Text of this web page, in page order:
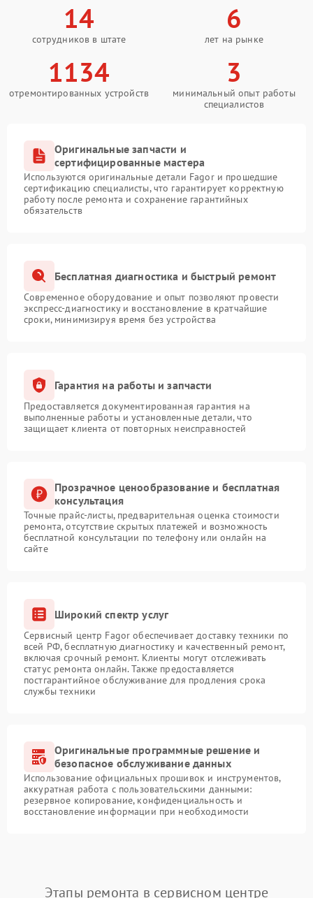
14
сотрудников в штате
6
лет на рынке
1134
отремонтированных устройств
3
минимальный опыт работы
специалистов
Оригинальные запчасти и
сертифицированные мастера
Используются оригинальные детали Fagor и прошедшие
сертификацию специалисты, что гарантирует корректную
работу после ремонта и сохранение гарантийных
обязательств
Бесплатная диагностика и быстрый ремонт
Современное оборудование и опыт позволяют провести
экспресс-диагностику и восстановление в кратчайшие
сроки, минимизируя время без устройства
Гарантия на работы и запчасти
Предоставляется документированная гарантия на
выполненные работы и установленные детали, что
защищает клиента от повторных неисправностей
Прозрачное ценообразование и бесплатная
консультация
Точные прайс-листы, предварительная оценка стоимости
ремонта, отсутствие скрытых платежей и возможность
бесплатной консультации по телефону или онлайн на
сайте
Широкий спектр услуг
Сервисный центр Fagor обеспечивает доставку техники по
всей РФ, бесплатную диагностику и качественный ремонт,
включая срочный ремонт. Клиенты могут отслеживать
статус ремонта онлайн. Также предоставляется
постгарантийное обслуживание для продления срока
службы техники
Оригинальные программные решение и
безопасное обслуживание данных
Использование официальных прошивок и инструментов,
аккуратная работа с пользовательскими данными:
резервное копирование, конфиденциальность и
восстановление информации при необходимости
Этапы ремонта в сервисном центре